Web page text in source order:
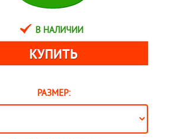
В НАЛИЧИИ
РАЗМЕР: